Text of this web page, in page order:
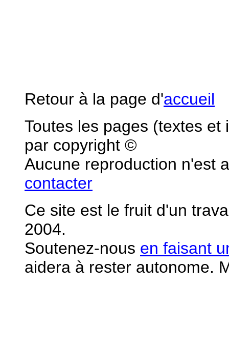
Retour à la page d'accueil
Toutes les pages (textes
par copyright ©
Aucune reproduction n'est
contacter
Ce site est le fruit d'un
2004.
Soutenez-nous en faisant
aidera à rester autonome.